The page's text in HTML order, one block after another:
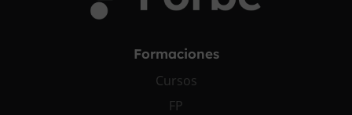
Formaciones
Cursos
FP